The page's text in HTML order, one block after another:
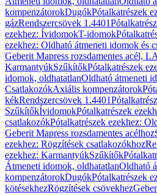
kompenzátorokDugókPótalkatrészek
gázRendszercsövek 1.4401
ezekhez: ÍvidomokT-idomok
ezekhez: Oldható átmeneti idomok és
Geberit Mapress rozsdamentes acél,
KarmantyúkSzűkítőkPótalkatrészek
idomok, oldhatatlanOldható átmeneti
CsatlakozókAxiális kompenzátorok
kékRendszercsövek 1.4401
SzűkítőkÍvidomokPótalkatrészek
csatlakozókPótalkatrészek ezekhez:
Geberit Mapress rozsdamentes acélhoz
ezekhez: Rögzítések csatlakozókhoz
ezekhez: KarmantyúkSzűkítők
Átmeneti idomok, oldhatatlanOldható
kompenzátorokDugókPótalkatrészek
kötésekhezRögzítések csövekhez